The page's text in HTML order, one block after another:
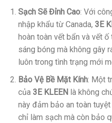
Sạch Sẽ Đỉnh Cao: Với
nhập khẩu từ Canada, 3E
hoàn toàn vết bẩn và vết
sáng bóng mà không gây
luôn trong tình trạng mới
Bảo Vệ Bề Mặt Kính: Một
của 3E KLEENlà không
này đảm bảo an toàn
chỉ làm sạch mà còn bảo